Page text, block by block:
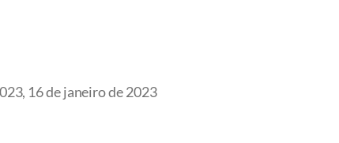
16 de janeiro de 2023